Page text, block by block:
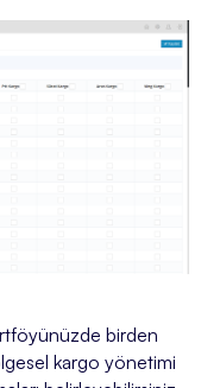
birden
kargo yönetimi